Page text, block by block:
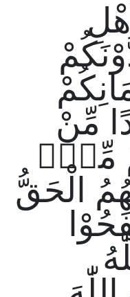
مِّنْ
مِّنْۢ
الْحَقُّ